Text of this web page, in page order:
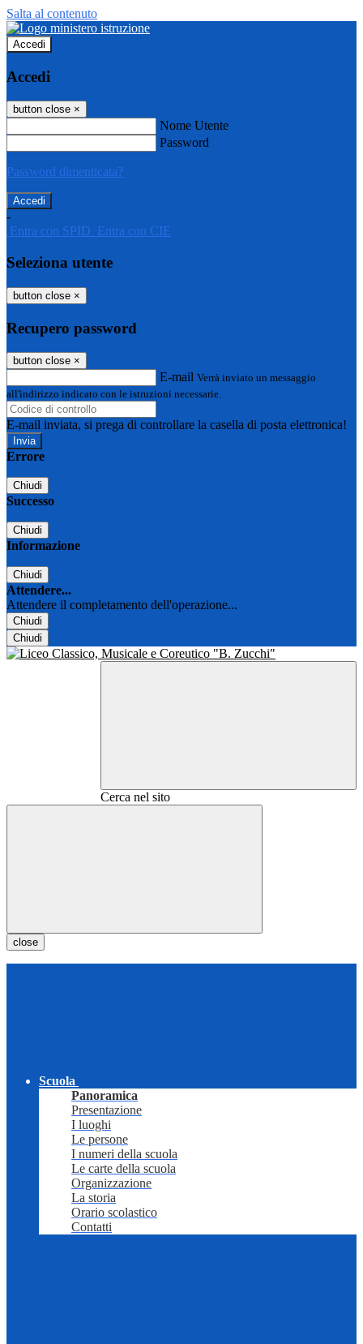
Salta al contenuto
Accedi
Accedi
button close ×
Nome Utente
Password
Password dimenticata?
-
Entra con SPID Entra con CIE
Seleziona utente
button close ×
Recupero password
button close ×
E-mail Verrà inviato un messaggio
all'indirizzo indicato con le istruzioni necessarie.
E-mail inviata, si prega di controllare la casella di posta elettronica!
Errore
Chiudi
Successo
Chiudi
Informazione
Chiudi
Attendere...
Attendere il completamento dell'operazione...
Chiudi
Chiudi
Cerca nel sito
close
Scuola
Panoramica
Presentazione
I luoghi
Le persone
I numeri della scuola
Le carte della scuola
Organizzazione
La storia
Orario scolastico
Contatti